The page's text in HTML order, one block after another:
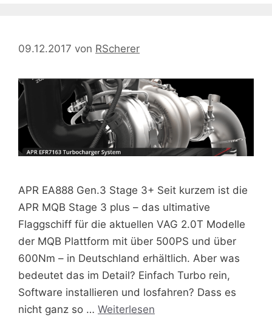
09.12.2017 von RScherer
APR EA888 Gen.3 Stage 3+ Seit kurzem ist die
APR MQB Stage 3 plus – das ultimative
Flaggschiff für die aktuellen VAG 2.0T Modelle
der MQB Plattform mit über 500PS und über
600Nm – in Deutschland erhältlich. Aber was
bedeutet das im Detail? Einfach Turbo rein,
Software installieren und losfahren? Dass es
nicht ganz so … Weiterlesen